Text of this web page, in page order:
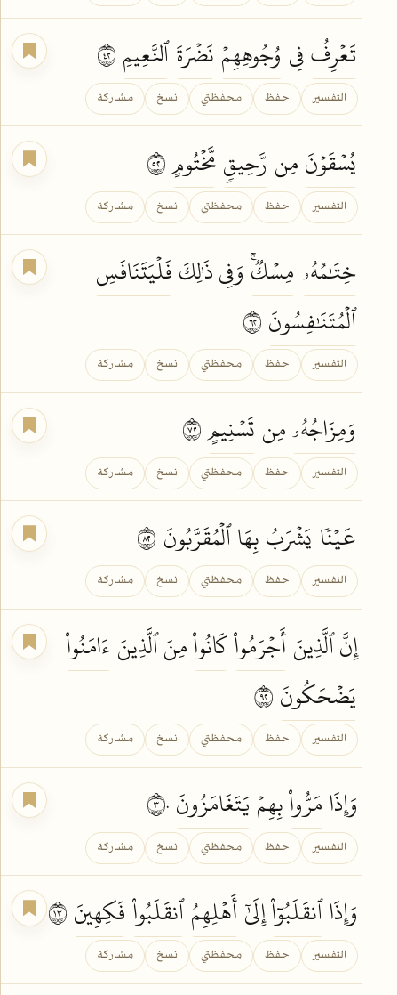
تَعۡرِفُفِي وُجُوهِهِمۡ نَضۡرَةَٱلنَّعِيمِ
التفسير حفظ محفظتي نسخ مشاركة
يُسۡقَوۡنَمِن رَّحِيقٖمَّخۡتُومٍ٢٥
التفسير حفظ محفظتي نسخ مشاركة
خِتَٰمُهُۥ مِسۡكٞۚوَفِي ذَٰلِكَفَلۡيَتَنَافَسِ
ٱلۡمُتَنَٰفِسُونَ
التفسير حفظ محفظتي نسخ مشاركة
وَمِزَاجُهُۥمِن تَسۡنِيمٍ٢٧
التفسير حفظ محفظتي نسخ مشاركة
عَيۡنٗا يَشۡرَبُبِهَاٱلۡمُقَرَّبُونَ
التفسير حفظ محفظتي نسخ مشاركة
إِنَّ ٱلَّذِينَأَجۡرَمُواْكَانُواْمِنَ ٱلَّذِينَ ءَامَنُواْ
يَضۡحَكُونَ
التفسير حفظ محفظتي نسخ مشاركة
وَإِذَامَرُّواْبِهِمۡ يَتَغَامَزُونَ
التفسير حفظ محفظتي نسخ مشاركة
وَإِذَاٱنقَلَبُوٓاْإِلَىٰٓأَهۡلِهِمُٱنقَلَبُواْفَكِهِينَ
التفسير حفظ محفظتي نسخ مشاركة